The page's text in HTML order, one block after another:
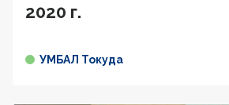
2020 г.
УМБАЛ Токуда